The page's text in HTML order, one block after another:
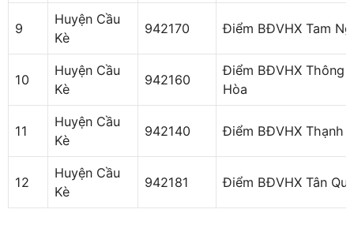
9
Huyện Cầu
Kè
942170 Điểm BĐVHX Tam
10
Huyện Cầu
Kè
942160
Điểm BĐVHX Thông
Hòa
11
Huyện Cầu
Kè
942140 Điểm BĐVHX Thạnh
12
Huyện Cầu
Kè
942181 Điểm BĐVHX Tân Qui